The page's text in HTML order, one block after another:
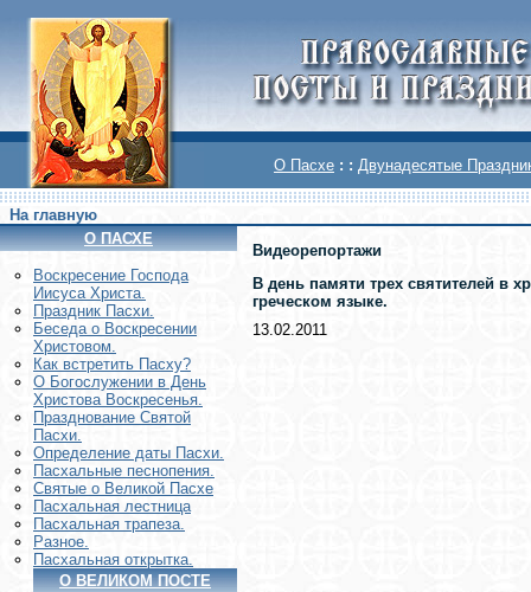
О Пасхе : : Двунадесятые
На главную
О ПАСХЕ
Воскреcение Господа
Иисуса Христа.
Праздник Пасхи.
Беседа о Воскресении
Христовом.
Как встретить Пасху?
О Богослужении в День
Христова Воскресенья.
Празднование Святой
Пасхи.
Определение даты Пасхи.
Пасхальные песнопения.
Святые о Великой Пасхе
Пасхальная лестница
Пасхальная трапеза.
Разное.
Пасхальная открытка.
О ВЕЛИКОМ ПОСТЕ
Видеорепортажи
В день памяти трех святителей в
греческом языке.
13.02.2011